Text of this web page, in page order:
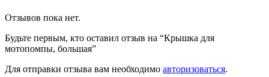
Отзывов пока нет.
Будьте первым, кто оставил отзыв на “Крышка для
мотопомпы, большая”
Для отправки отзыва вам необходимо авторизоваться.